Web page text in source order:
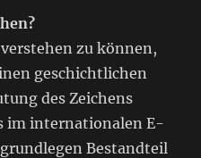
zu können,
geschichtlichen
des Zeichens
im internationalen E-
Bestandteil